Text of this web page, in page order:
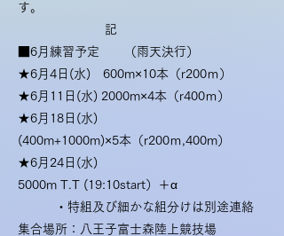
す。
記
■6月練習予定 （雨天決行）
★6月4日(水) 600m×10本（r200ｍ）
★6月11日(水) 2000m×4本（r400ｍ）
★6月18日(水)
(400m+1000m)×5本（r200ｍ,400m）
★6月24日(水)
5000m T.T (19:10start）＋α
・特組及び細かな組分けは別途連絡
集合場所：八王子富士森陸上競技場